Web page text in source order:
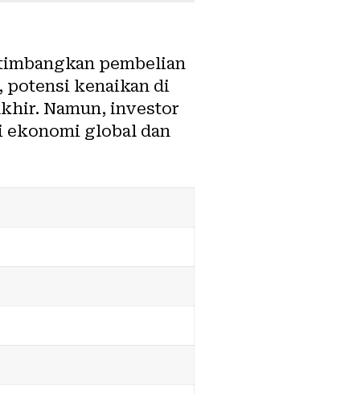
pembelian
potensi kenaikan di
Namun, investor
global dan